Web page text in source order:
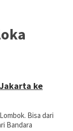
ke
Bisa dari
Bandara